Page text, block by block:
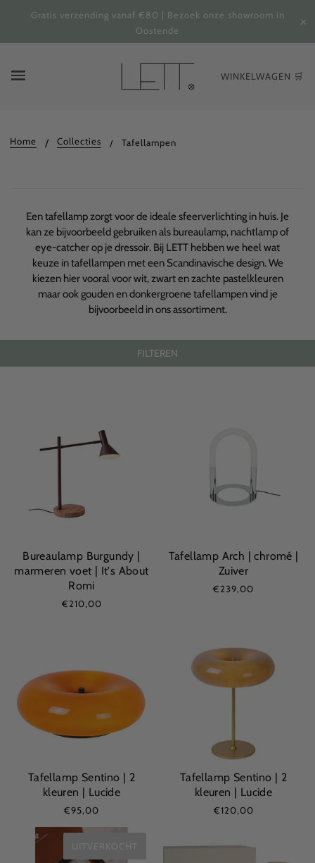
Gratis verzending vanaf €80 | Bezoek onze showroom in
Oostende
✕
WINKELWAGEN 🛒
Home Collecties Tafellampen
Een tafellamp zorgt voor de ideale sfeerverlichting in huis. Je
kan ze bijvoorbeeld gebruiken als bureaulamp, nachtlamp of
eye-catcher op je dressoir. Bij LETT hebben we heel wat
keuze in tafellampen met een Scandinavische design. We
kiezen hier vooral voor wit, zwart en zachte pastelkleuren
maar ook gouden en donkergroene tafellampen vind je
bijvoorbeeld in ons assortiment.
FILTEREN
Bureaulamp Burgundy |
marmeren voet | It's About
Romi
€210,00
Tafellamp Arch | chromé |
Zuiver
€239,00
Tafellamp Sentino | 2
kleuren | Lucide
€95,00
Tafellamp Sentino | 2
kleuren | Lucide
€120,00